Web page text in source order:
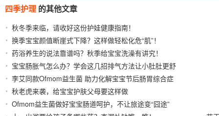
四季护理 的其他文章
秋冬季来临，请收好这份护娃健康指南！
换季宝宝颜值断崖式下降？这样做轻松化危“肌”！
2021/10/22
药浴养生的说法靠谱吗？秋季给宝宝洗澡有讲究！
2021/10/20
宝宝肠胀气怎么办？学会这几招排气方法让小肚肚更舒
适
2021/10/15
李艾同款Ofmom益生菌 助力化解宝宝节后肠胃综合症
2021/10/13
秋老虎来袭，给宝宝护肤父母要这样做
Ofmom益生菌做好宝宝肠道呵护，不让旅途变“囧途”